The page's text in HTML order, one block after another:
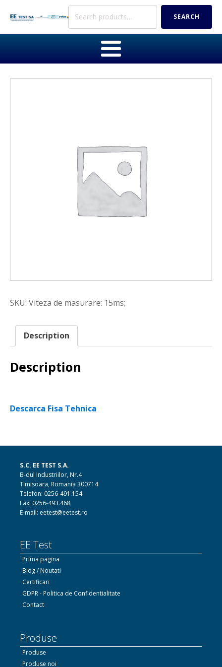
Search
SEARCH
SKU: Viteza de masurare: 15ms;
Description
Description
Descarca Fisa Tehnica
S.C. EE TEST S.A.
B-dul Industriilor, Nr.4
Timisoara, Romania 300714
Telefon: 0256-491.154
Fax: 0256-493.468
E-mail: eetest@eetest.ro
EE Test
Prima pagina
Blog / Noutati
Certificari
GDPR - Politica de Confidentialitate
Contact
Produse
Produse
Produse noi